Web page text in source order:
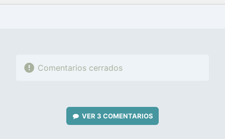
FACEBOOK
TWITTERFLIPBOARD
E-
WHATSAPP
Comentarios cerrados
VER 3 COMENTARIOS